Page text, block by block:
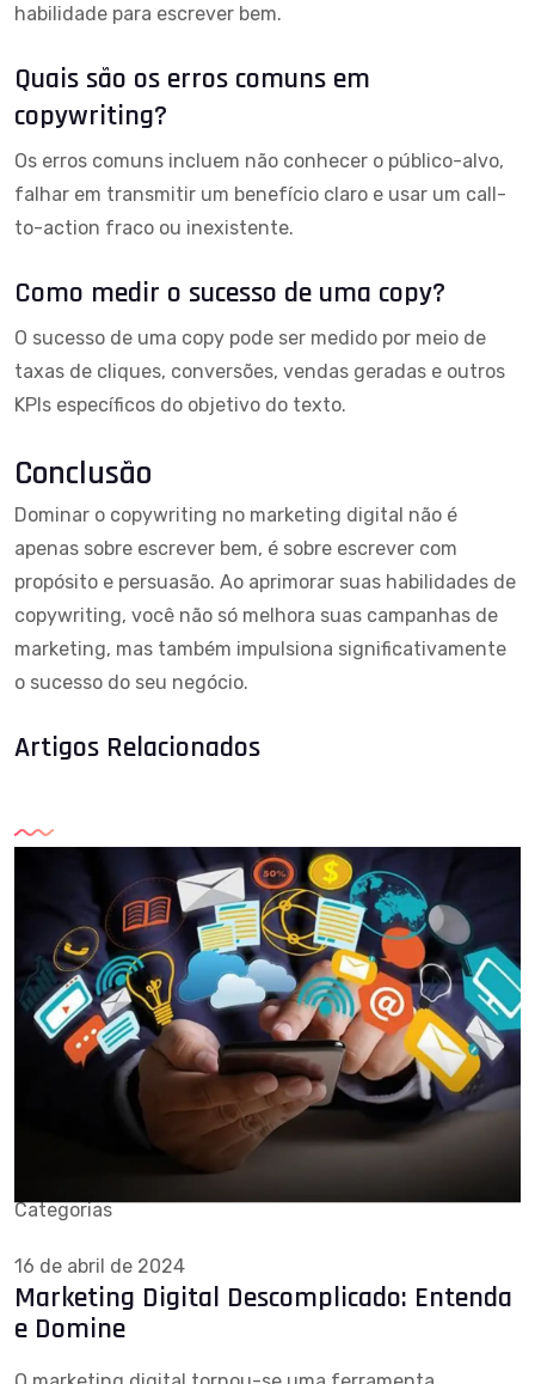
habilidade para escrever bem.
Quais são os erros comuns em
copywriting?
Os erros comuns incluem não conhecer o público-alvo,
falhar em transmitir um benefício claro e usar um call-
to-action fraco ou inexistente.
Como medir o sucesso de uma copy?
O sucesso de uma copy pode ser medido por meio de
taxas de cliques, conversões, vendas geradas e outros
KPIs específicos do objetivo do texto.
Conclusão
Dominar o copywriting no marketing digital não é
apenas sobre escrever bem, é sobre escrever com
propósito e persuasão. Ao aprimorar suas habilidades de
copywriting, você não só melhora suas campanhas de
marketing, mas também impulsiona significativamente
o sucesso do seu negócio.
Artigos Relacionados
Categorias
16 de abril de 2024
Marketing Digital Descomplicado: Entenda
e Domine